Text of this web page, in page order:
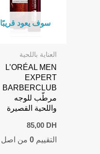
سوف يعود قريبًا
العناية باللحية
L’ORÉAL MEN
EXPERT
BARBERCLUB
مرطّب للوجه
واللحية القصيرة
85,00 DH
التقييم 0من اصل 5